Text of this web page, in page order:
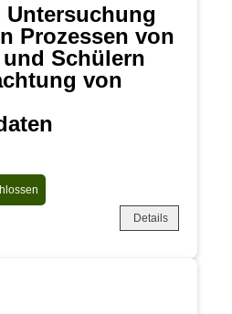
Untersuchung
Prozessen von
Schülern
von
Details